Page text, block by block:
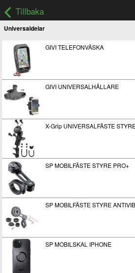
Tillbaka
Universaldelar
GIVI TELEFONVÄSKA
GIVI UNIVERSALHÅLLARE
X-Grip UNIVERSALFÄSTE
SP MOBILFÄSTE STYRE PRO+
SP MOBILFÄSTE STYRE
SP MOBILSKAL IPHONE